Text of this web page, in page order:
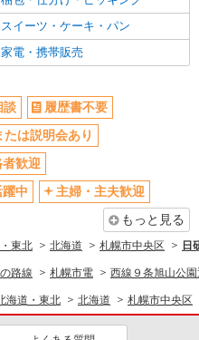
詳細を見る
の介護
〜1,700円（資格・経験によ
支給
央区旭ヶ丘5丁目
詳細を見る
社
居宅介護事業所での介護
1,350〜1,500円（資格・経験によ
支給
スイーツ・ケーキ・パン
家電・携帯販売
談
履歴書不要
は説明会あり
歓迎
中
主婦・主夫歓迎
もっと見る
東北 北海道 札幌市中央区 日
路線 札幌市電 西線９条旭山公
海道・東北 北海道 札幌市中央区